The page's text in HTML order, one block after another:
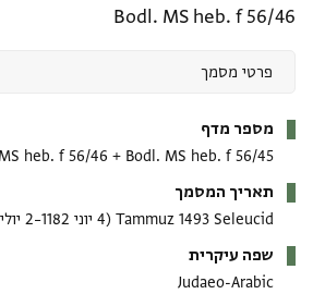
Bodl. MS heb. f 56/46
מספר מדף
Bodl. MS heb. f 56/45
+
heb. f 56/46
תאריך המסמך
Tammuz 1493 Seleucid (4 יוני 1182–2 יולי 1182 CE)
שפה עיקרית
Judaeo-Arabic